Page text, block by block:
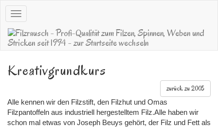
Navigation
öffnen
Kreativgrundkurs
zurück zu 2005
Alle kennen wir den Filzstift, den Filzhut und Omas
Filzpantoffeln aus industriell hergestelltem Filz.Alle haben wir
schon mal etwas von Joseph Beuys gehört, der Filz und Fett als